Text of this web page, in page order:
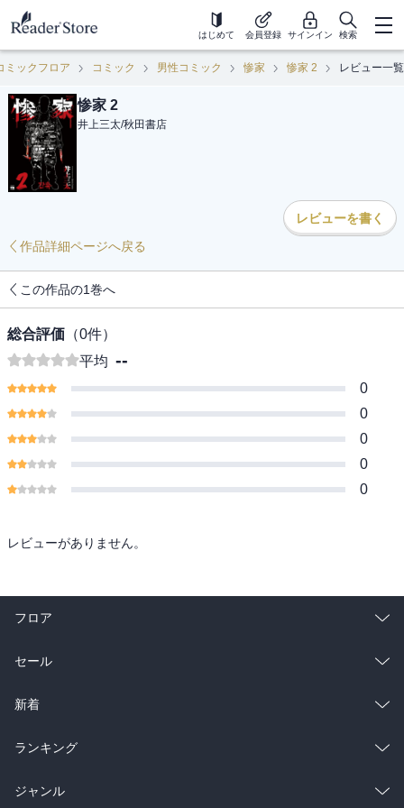
はじめて 会員登録 サインイン 検索
ミックフロア コミック 男性コミック 惨家 惨家 2 レビュー一覧
惨家 2
井上三太/秋田書店
レビューを書く
作品詳細ページへ戻る
この作品の1巻へ
総合評価 （0件）
平均 --
0
0
0
0
0
レビューがありません。
フロア
総合
ラノベ
雑誌・グラビア
BL・TL
セール
総合
ラノベ
雑誌・グラビア
新着
総合
ラノベ
ランキング
総合
ジャンル